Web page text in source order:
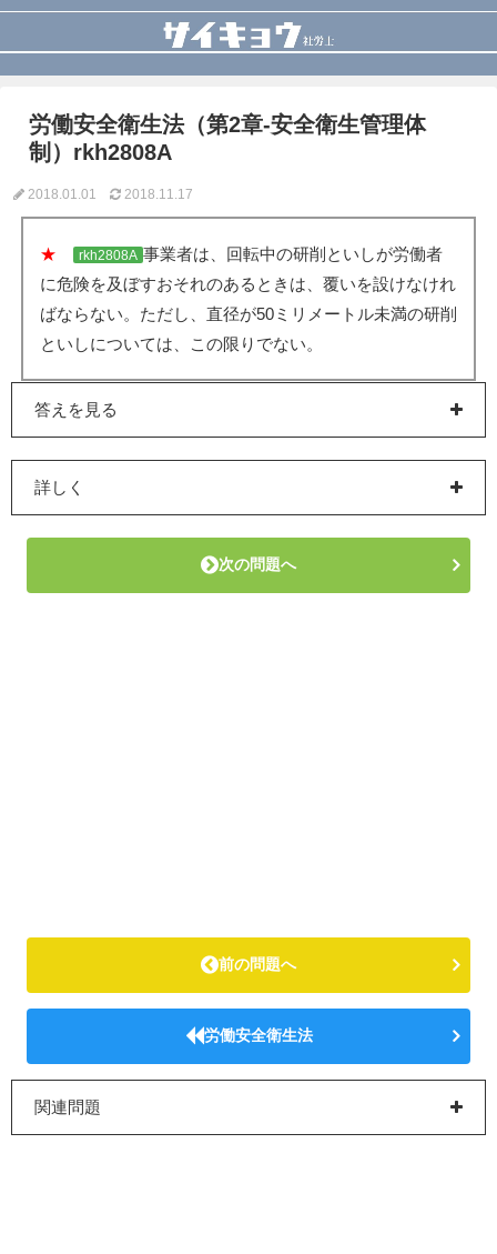
労働安全衛生法（第2章-安全衛生管理体
制）rkh2808A
2018.01.01 2018.11.17
★ rkh2808A 事業者は、回転中の研削といしが労働者
に危険を及ぼすおそれのあるときは、覆いを設けなけれ
ばならない。ただし、直径が50ミリメートル未満の研削
といしについては、この限りでない。
答えを見る
詳しく
次の問題へ
前の問題へ
労働安全衛生法
関連問題